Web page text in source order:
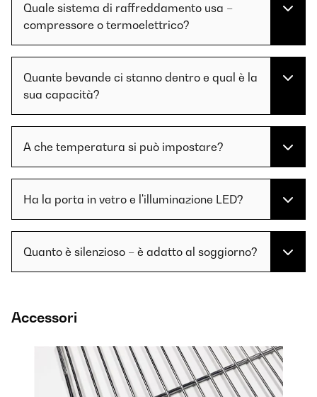
Quale sistema di raffreddamento usa –
compressore o termoelettrico?
Quante bevande ci stanno dentro e qual è la
sua capacità?
A che temperatura si può impostare?
Ha la porta in vetro e l'illuminazione LED?
Quanto è silenzioso – è adatto al soggiorno?
Accessori